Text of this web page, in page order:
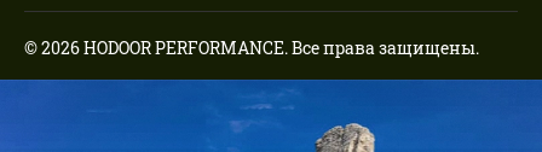
© 2026 HODOOR PERFORMANCE. Все права защищены.